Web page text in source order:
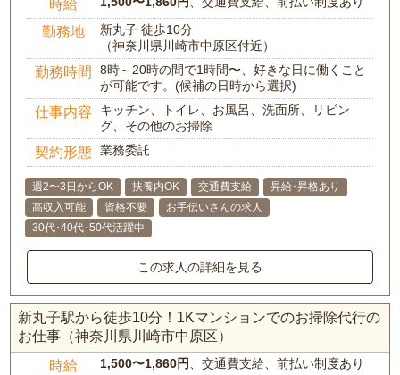
時給
勤務地
新丸子 徒歩10分
（神奈川県川崎市中原区付近）
勤務時間
8時～20時の間で1時間〜、好きな日に働くこと
が可能です。(候補の日時から選択)
仕事内容
キッチン、トイレ、お風呂、洗面所、リビン
グ、その他のお掃除
契約形態 業務委託
週2〜3日からOK 扶養内OK 交通費支給
昇給･昇格あり
高収入可能
資格不要
お手伝いさんの求人
30代･40代･50代活躍中
この求人の詳細を見る
新丸子駅から徒歩10分！1Kマンションでのお掃除代行の
お仕事（神奈川県川崎市中原区）
時給 1,500〜1,860円、交通費支給、前払い制度あり